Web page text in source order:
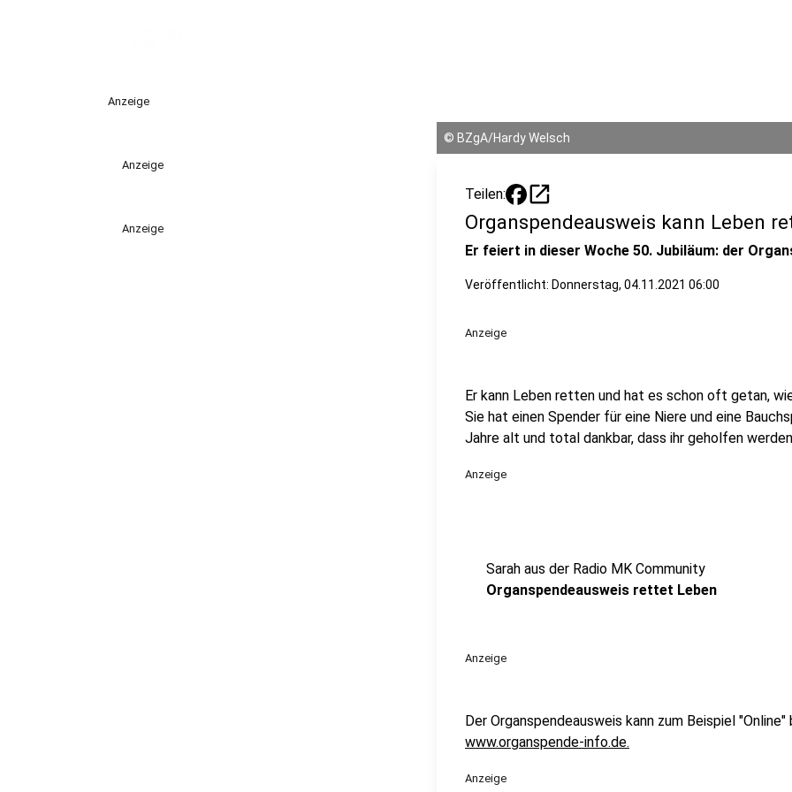
Anzeige
Anzeige
Anzeige
© BZgA/Hardy Welsch
Teilen: open_in_new
Organspendeausweis kann Leben
Er feiert in dieser Woche 50. Jubiläum: der
Veröffentlicht: Donnerstag, 04.11.2021 06:00
Anzeige
Er kann Leben retten und hat es schon oft getan,
Sie hat einen Spender für eine Niere und eine
Jahre alt und total dankbar, dass ihr geholfen
Anzeige
Sarah aus der Radio MK Community
Organspendeausweis rettet Leben
Anzeige
Der Organspendeausweis kann zum Beispiel
www.organspende-info.de.
Anzeige